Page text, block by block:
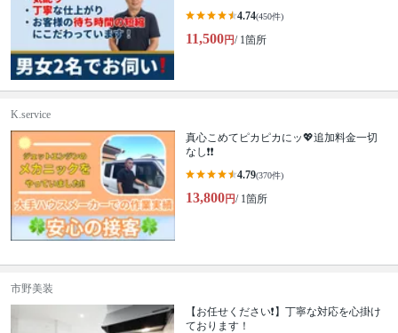
4.74(450件)
11,500円/ 1箇所
K.service
真心こめてピカピカにッ💖追加料金一切
なし❗️❗️
4.79(370件)
13,800円/ 1箇所
市野美装
【お任せください❗️】丁寧な対応を心掛け
ております！